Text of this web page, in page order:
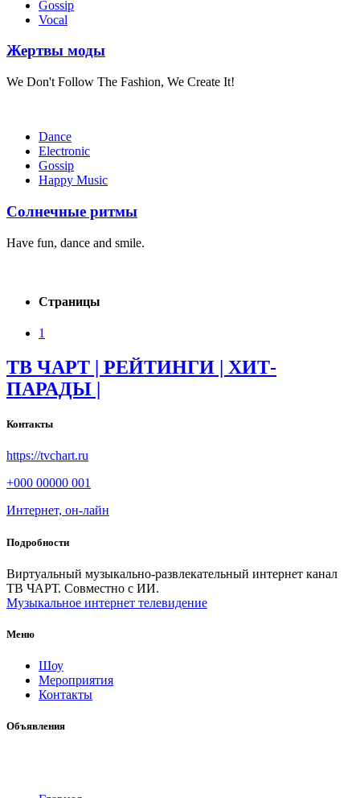
Gossip
Vocal
Жертвы моды
We Don't Follow The Fashion, We Create It!
Dance
Electronic
Gossip
Happy Music
Солнечные ритмы
Have fun, dance and smile.
Страницы
1
ТВ ЧАРТ | РЕЙТИНГИ | ХИТ-
ПАРАДЫ |
Контакты
https://tvchart.ru
+000 00000 001
Интернет, он-лайн
Подробности
Виртуальный музыкально-развлекательный интернет канал
ТВ ЧАРТ. Совместно с ИИ.
Музыкальное интернет телевидение
Меню
Шоу
Мероприятия
Контакты
Объявления